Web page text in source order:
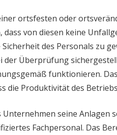
ortsfesten oder
von diesen keine
des Personals zu
der Überprüfung
funktionieren.
die Produktivität des
Unternehmen seine
Fachpersonal. Das